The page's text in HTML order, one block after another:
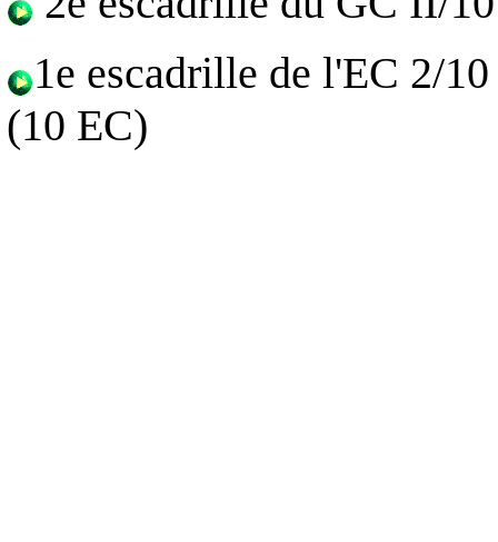
1e escadrille de l'EC 2/
(10 EC)